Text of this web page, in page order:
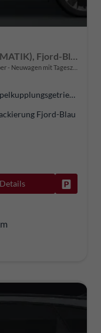
Basis 1.5 eTSI 150PS DSG (AUTOMATIK), Fjord-Blau, 18" Alu Garbi, Sitzheizung, M-Lederlenkrad beheizt, Parksensoren vorne und hinten, Adaptiver Tempomat, 3-Zonen-Climatronic, Radio 12,9" + Full Link (Navi-Funktion über Smartphone), Elektr. Heckklappe
Neuwagen mit Tageszulassung
Doppelkupplungsgetriebe (DSG)
Fjord-Blau
Details